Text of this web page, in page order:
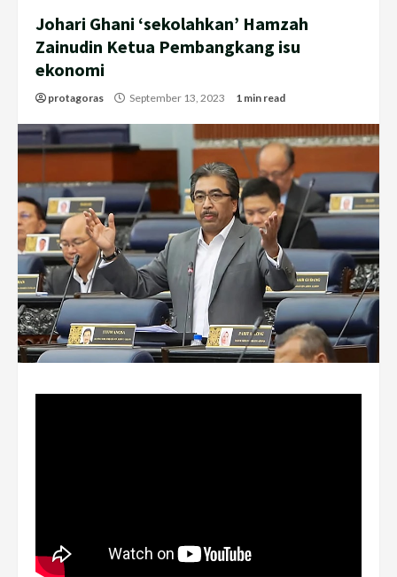
Johari Ghani ‘sekolahkan’ Hamzah
Zainudin Ketua Pembangkang isu
ekonomi
protagoras September 13, 2023 1 min read